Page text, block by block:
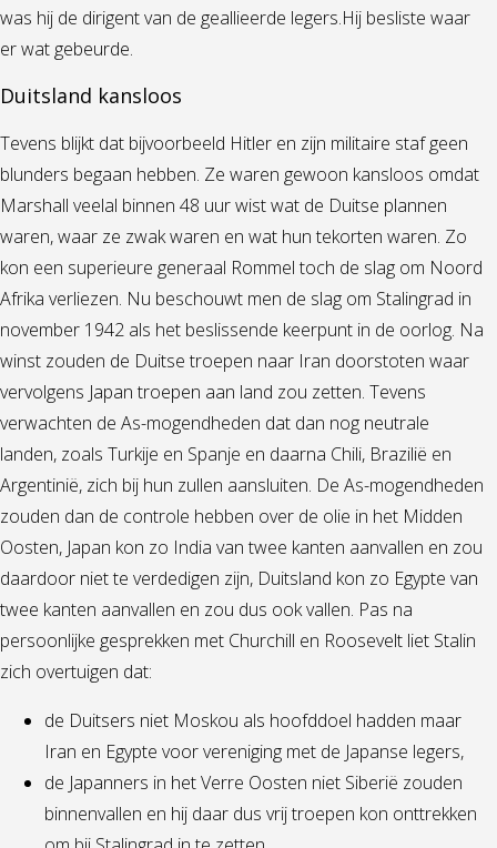
was hij de dirigent van de geallieerde legers.Hij besliste waar
er wat gebeurde.
Duitsland kansloos
Tevens blijkt dat bijvoorbeeld Hitler en zijn militaire staf geen
blunders begaan hebben. Ze waren gewoon kansloos omdat
Marshall veelal binnen 48 uur wist wat de Duitse plannen
waren, waar ze zwak waren en wat hun tekorten waren. Zo
kon een superieure generaal Rommel toch de slag om Noord
Afrika verliezen. Nu beschouwt men de slag om Stalingrad in
november 1942 als het beslissende keerpunt in de oorlog. Na
winst zouden de Duitse troepen naar Iran doorstoten waar
vervolgens Japan troepen aan land zou zetten. Tevens
verwachten de As-mogendheden dat dan nog neutrale
landen, zoals Turkije en Spanje en daarna Chili, Brazilië en
Argentinië, zich bij hun zullen aansluiten. De As-mogendheden
zouden dan de controle hebben over de olie in het Midden
Oosten, Japan kon zo India van twee kanten aanvallen en zou
daardoor niet te verdedigen zijn, Duitsland kon zo Egypte van
twee kanten aanvallen en zou dus ook vallen. Pas na
persoonlijke gesprekken met Churchill en Roosevelt liet Stalin
zich overtuigen dat:
de Duitsers niet Moskou als hoofddoel hadden maar
Iran en Egypte voor vereniging met de Japanse legers,
de Japanners in het Verre Oosten niet Siberië zouden
binnenvallen en hij daar dus vrij troepen kon onttrekken